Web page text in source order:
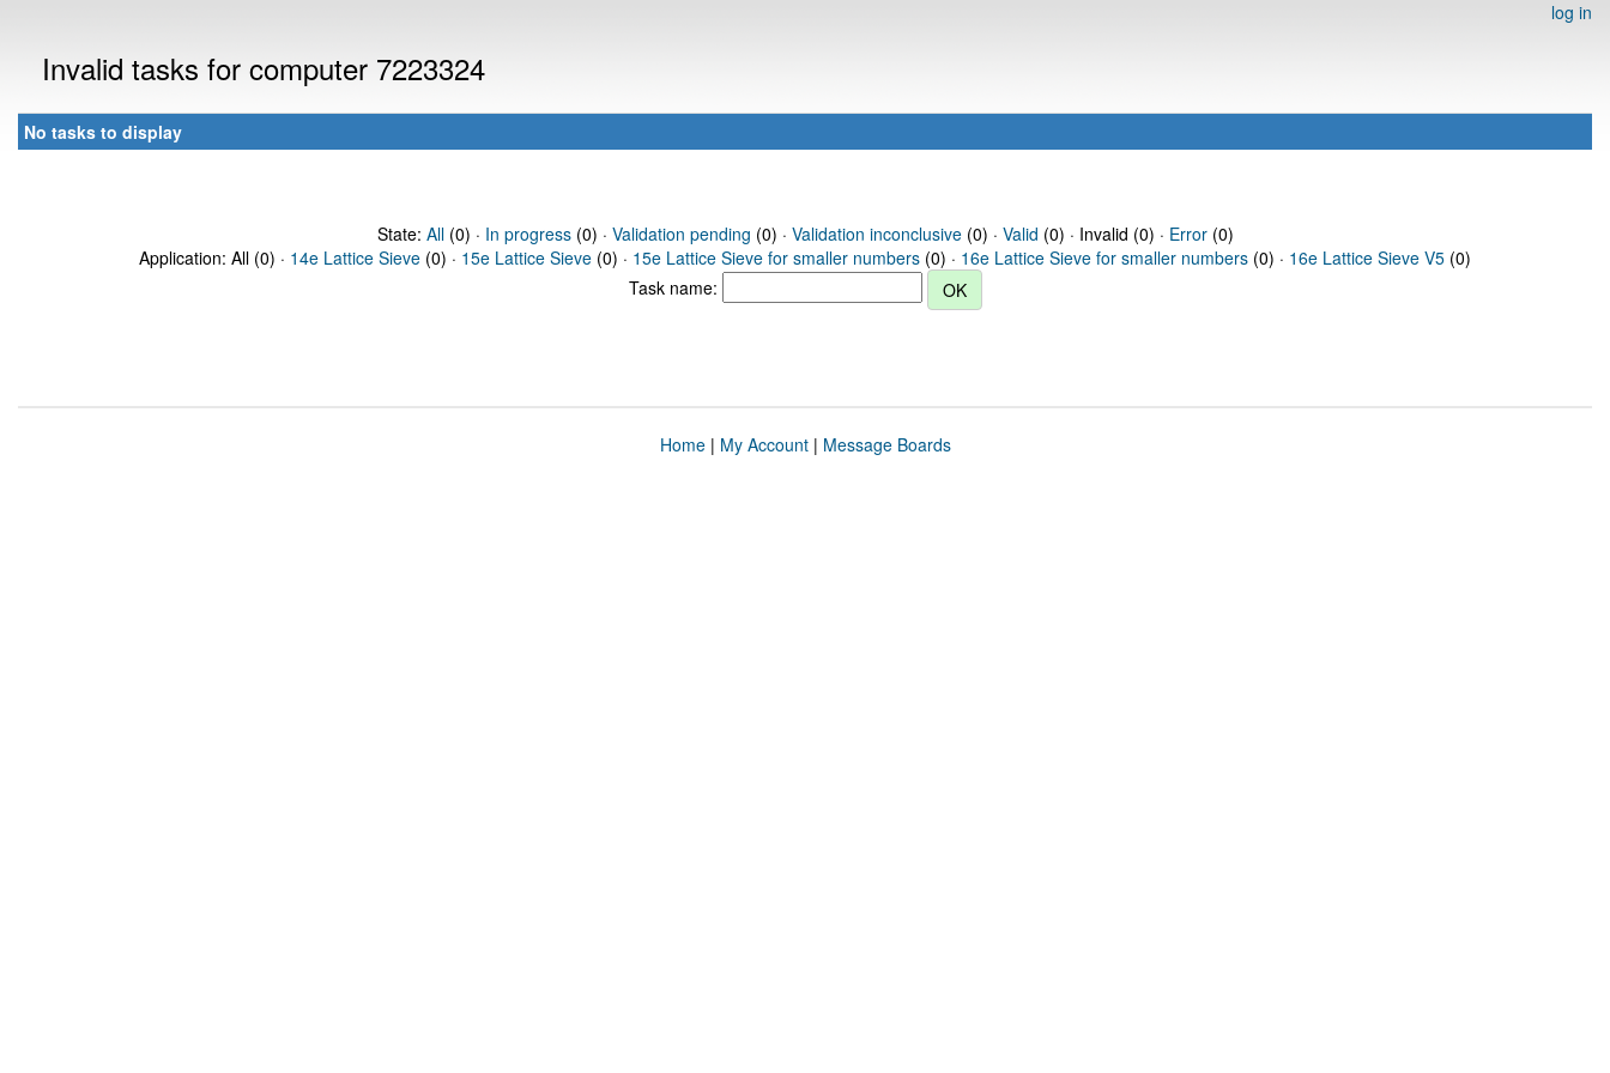
log in
Invalid tasks for computer 7223324
No tasks to display
State: All(0) · In progress(0) · Validation pending (0) · Validation inconclusive(0) · Valid (0) · Invalid (0) · Error(0)
Application: All (0) · 14e Lattice Sieve (0) · 15e Lattice Sieve (0) · 15e Lattice Sieve for smaller numbers (0) · 16e Lattice Sieve for smaller numbers (0) · 16e Lattice Sieve V5 (0)
Task name:
Home| My Account| Message Boards